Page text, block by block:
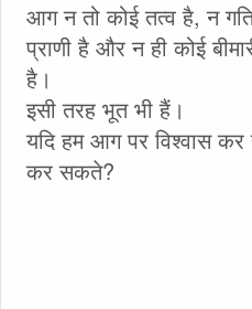
आग न तो कोई तत्व है, न
प्राणी है और न ही कोई
है।
इसी तरह भूत भी हैं।
यदि हम आग पर विश्वास
कर सकते?